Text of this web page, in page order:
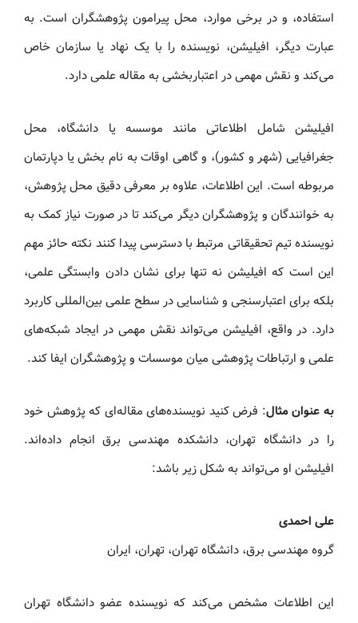
استفاده، و در برخی موارد، محل پیرامون پژوهشگران است. به
عبارت دیگر، افیلیشن، نویسنده را با یک نهاد یا سازمان خاص
می‌کند و نقش مهمی در اعتباربخشی به مقاله علمی دارد.
افیلیشن شامل اطلاعاتی مانند موسسه یا دانشگاه، محل
جغرافیایی (شهر و کشور)، و گاهی اوقات به نام بخش یا دپارتمان
مربوطه است. این اطلاعات، علاوه بر معرفی دقیق محل پژوهش،
به خوانندگان و پژوهشگران دیگر می‌کند تا در صورت نیاز کمک به
نویسنده تیم تحقیقاتی مرتبط با دسترسی پیدا کنند نکته حائز مهم
این است که افیلیشن نه تنها برای نشان دادن وابستگی علمی،
بلکه برای اعتبارسنجی و شناسایی در سطح علمی بین‌المللی کاربرد
دارد. در واقع، افیلیشن می‌تواند نقش مهمی در ایجاد شبکه‌های
علمی و ارتباطات پژوهشی میان موسسات و پژوهشگران ایفا کند.
به عنوان مثال: فرض کنید نویسنده‌های مقاله‌ای که پژوهش خود
را در دانشگاه تهران، دانشکده مهندسی برق انجام داده‌اند.
افیلیشن او می‌تواند به شکل زیر باشد:
علی احمدی
گروه مهندسی برق، دانشگاه تهران، تهران، ایران
این اطلاعات مشخص می‌کند که نویسنده عضو دانشگاه تهران